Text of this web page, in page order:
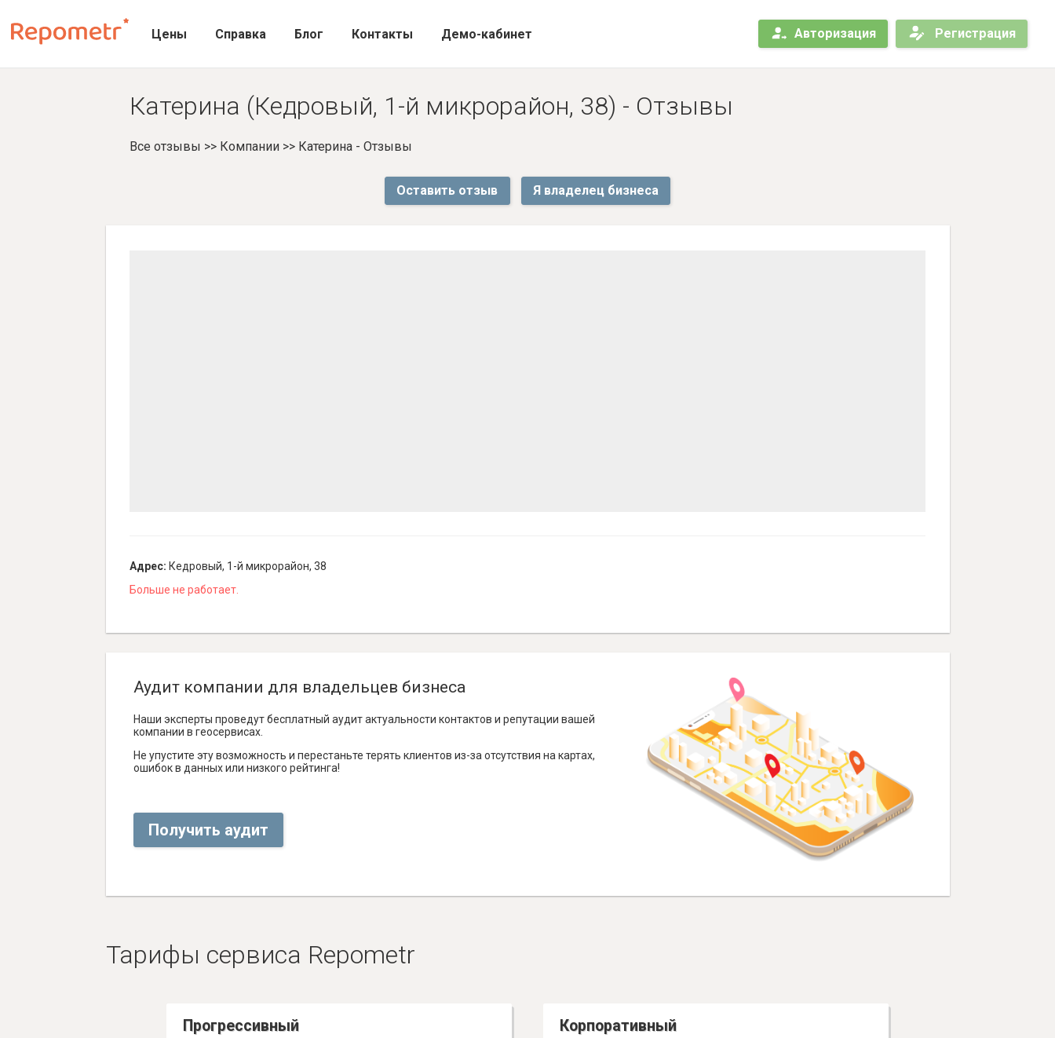
Цены Справка Блог Контакты Демо-кабинет Авторизация Регистрация
Катерина (Кедровый, 1-й микрорайон, 38) - Отзывы
Все отзывы >> Компании>> Катерина - Отзывы
Оставить отзыв Я владелец бизнеса
Адрес: Кедровый, 1-й микрорайон, 38
Больше не работает.
Аудит компании для владельцев бизнеса
Наши эксперты проведут бесплатный аудит актуальности контактов и репутации вашей
компании в геосервисах.
Не упустите эту возможность и перестаньте терять клиентов из-за отсутствия на картах,
ошибок в данных или низкого рейтинга!
Получить аудит
Тарифы сервиса Repometr
Прогрессивный Корпоративный